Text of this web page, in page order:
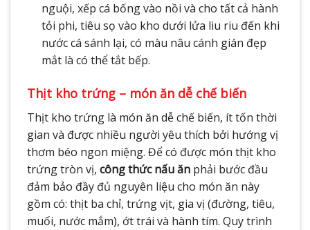
nguội, xếp cá bống vào nồi và cho tất cả hành
tỏi phi, tiêu sọ vào kho dưới lửa liu riu đến khi
nước cá sánh lại, có màu nâu cánh gián đẹp
mắt là có thể tắt bếp.
Thịt kho trứng – món ăn dễ chế biến
Thịt kho trứng là món ăn dễ chế biến, ít tốn thời
gian và được nhiều người yêu thích bởi hướng vị
thơm béo ngon miệng. Để có được món thịt kho
trứng tròn vị, công thức nấu ăn phải bước đầu
đảm bảo đầy đủ nguyên liệu cho món ăn này
gồm có: thịt ba chỉ, trứng vịt, gia vị (đường, tiêu,
muối, nước mắm), ớt trái và hành tím. Quy trình